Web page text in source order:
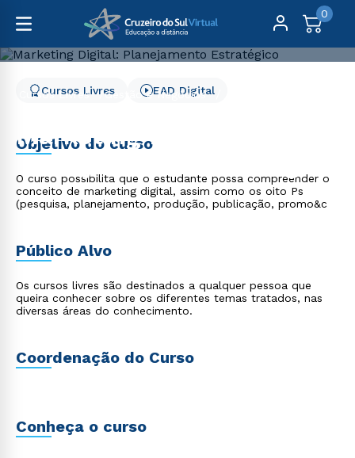
0
Cursos Livres
Gestão e Negócios
Marketing Digital:
Planejamento Estratégico
Cursos Livres EAD Digital
Objetivo do curso
O curso possibilita que o estudante possa compreender o
conceito de marketing digital, assim como os oito Ps
(pesquisa, planejamento, produção, publicação, promo&c
Público Alvo
Os cursos livres são destinados a qualquer pessoa que
queira conhecer sobre os diferentes temas tratados, nas
diversas áreas do conhecimento.
Coordenação do Curso
Conheça o curso